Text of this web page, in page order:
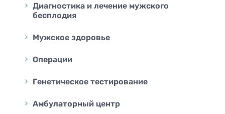
Диагностика и лечение мужского
бесплодия
Мужское здоровье
Операции
Генетическое тестирование
Амбулаторный центр